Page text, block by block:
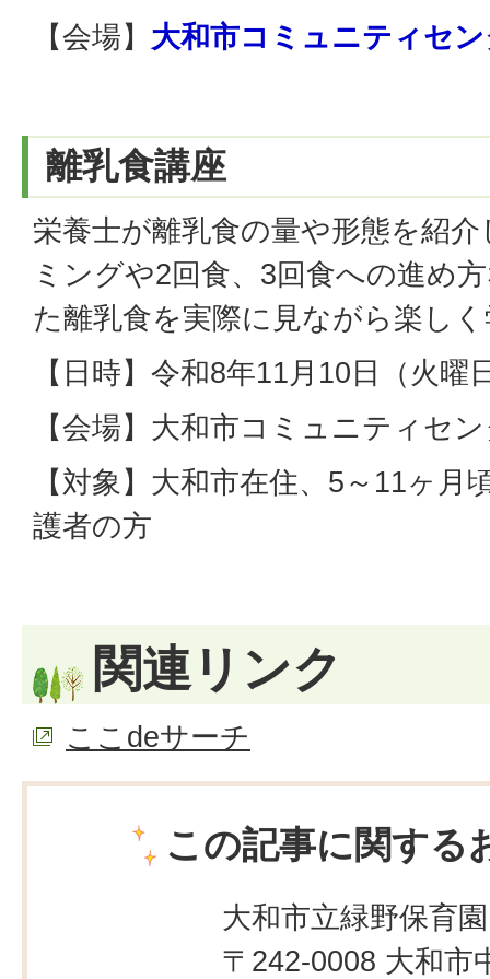
【会場】 大和市コミュニティセ
離乳食講座
栄養士が離乳食の量や形態を紹
ミングや2回食、3回食への進め
た離乳食を実際に見ながら楽し
【日時】令和8年11月10日（火
【会場】大和市コミュニティセ
【対象】大和市在住、5～11ヶ
護者の方
関連リンク
ここdeサーチ
この記事に関する
大和市立緑野保育園
〒242-0008 大和市